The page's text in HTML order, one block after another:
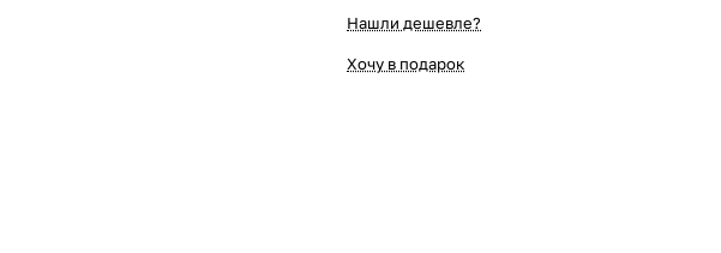
Нашли дешевле?
Хочу в подарок